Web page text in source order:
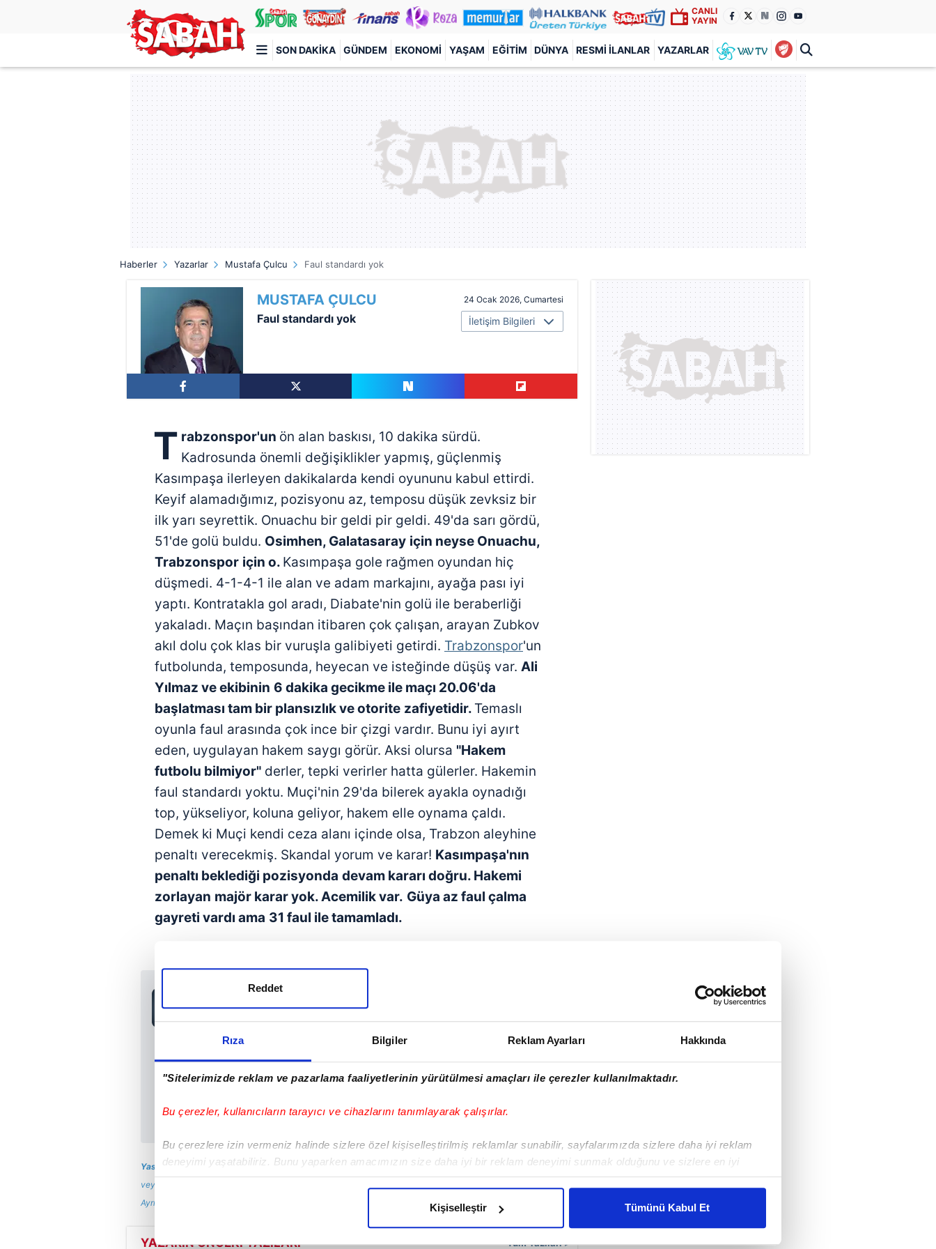
Rıza Bilgiler Reklam Ayarları Hakkında
"Sitelerimizde reklam ve pazarlama faaliyetlerinin yürütülmesi amaçları ile çerezler kullanılmaktadır.
Bu çerezler, kullanıcıların tarayıcı ve cihazlarını tanımlayarak çalışırlar.
Bu çerezlere izin vermeniz halinde sizlere özel kişiselleştirilmiş reklamlar sunabilir, sayfalarımızda sizlere daha iyi reklam
deneyimi yaşatabiliriz. Bunu yaparken amacımızın size daha iyi bir reklam deneyimi sunmak olduğunu ve sizlere en iyi
içerikleri sunabilmek adına elimizden gelen çabayı gösterdiğimizi ve bu noktada, reklamların maliyetlerimizi karşılamak
Her halükârda, kullanıcılar, bu çerezlere izin vermedikleri takdirde, kullanıcılara hedefli reklamlar gösterilmeyecektir."
Reddet
Kişiselleştir Tümünü Kabul Et
CANLI
YAYIN
SON DAKIKA GÜNDEM EKONOMI YAŞAM EĞITIM DÜNYA RESMI İLANLAR YAZARLAR
Türkiye'nin en iyi haber sitesi
Haberler Yazarlar Mustafa Çulcu Faul standardı yok
İletişim Bilgileri
24 Ocak 2026, Cumartesi
MUSTAFA ÇULCU
Faul standardı yok
T rabzonspor'un ön alan baskısı, 10 dakika sürdü.
Kadrosunda önemli değişiklikler yapmış, güçlenmiş
Kasımpaşa ilerleyen dakikalarda kendi oyununu kabul ettirdi.
Keyif alamadığımız, pozisyonu az, temposu düşük zevksiz bir
ilk yarı seyrettik. Onuachu bir geldi pir geldi. 49'da sarı gördü,
51'de golü buldu. Osimhen, Galatasaray için neyse Onuachu,
Trabzonspor için o. Kasımpaşa gole rağmen oyundan hiç
düşmedi. 4-1-4-1 ile alan ve adam markajını, ayağa pası iyi
yaptı. Kontratakla gol aradı, Diabate'nin golü ile beraberliği
yakaladı. Maçın başından itibaren çok çalışan, arayan Zubkov
akıl dolu çok klas bir vuruşla galibiyeti getirdi. Trabzonspor'un
futbolunda, temposunda, heyecan ve isteğinde düşüş var. Ali
Yılmaz ve ekibinin 6 dakika gecikme ile maçı 20.06'da
başlatması tam bir plansızlık ve otorite zafiyetidir. Temaslı
oyunla faul arasında çok ince bir çizgi vardır. Bunu iyi ayırt
eden, uygulayan hakem saygı görür. Aksi olursa "Hakem
futbolu bilmiyor" derler, tepki verirler hatta gülerler. Hakemin
faul standardı yoktu. Muçi'nin 29'da bilerek ayakla oynadığı
top, yükseliyor, koluna geliyor, hakem elle oynama çaldı.
Demek ki Muçi kendi ceza alanı içinde olsa, Trabzon aleyhine
penaltı verecekmiş. Skandal yorum ve karar! Kasımpaşa'nın
penaltı beklediği pozisyonda devam kararı doğru. Hakemi
zorlayan majör karar yok. Acemilik var. Güya az faul çalma
gayreti vardı ama 31 faul ile tamamladı.
Uygulamalara Özel Ayrıcalıkları Keşfedin!
Yasal Uyarı: Yayınlanan köşe yazısı/haberin tüm hakları Turkuvaz Medya Grubu’na aittir. Kaynak gösterilse
veya habere aktif link verilse dahi köşe yazısı/haberin tamamı ya da bir bölümü kesinlikle kullanılamaz.
Ayrıntılar için lütfen
YAZARIN ÖNCEKİ YAZILARI Tüm Yazıları >